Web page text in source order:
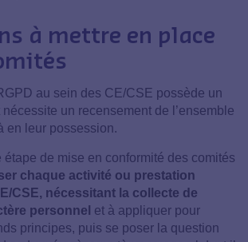
à mettre en place
au sein des CE/CSE possède un
nécessite un recensement de l’ensemble
en leur possession.
étape de mise en conformité des comités
chaque activité ou prestation
CSE, nécessitant la collecte de
personnel et à appliquer pour
principes, puis se poser la question